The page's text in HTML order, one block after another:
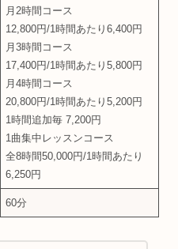
月2時間コース
12,800円/1時間あたり6,400円
月3時間コース
17,400円/1時間あたり5,800円
月4時間コース
20,800円/1時間あたり5,200円
1時間追加毎 7,200円
1曲集中レッスンコース
全8時間50,000円/1時間あたり
6,250円
60分